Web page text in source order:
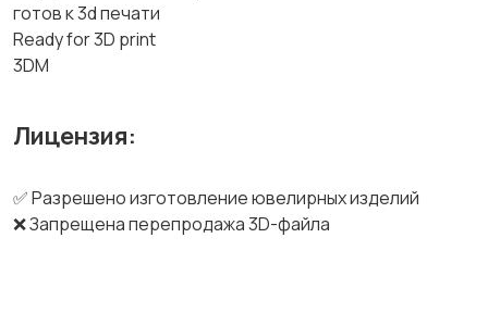
готов к 3d печати
Ready for 3D print
3DM
Лицензия:
✅ Разрешено изготовление ювелирных изделий
❌ Запрещена перепродажа 3D-файла